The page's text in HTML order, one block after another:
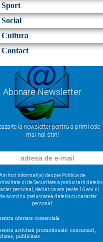
Sport
Social
Cultura
Contact
Abonare Newsletter
te la newsletter pentru a primi cele
mai noi stiri!
fost informat(a) despre Politica de
si de Securitate a prelucrarii datelor
personal, declar ca am peste 16 ani si
acord cu prelucrarea datelor cu caracter
personal:
ofertare comerciala
activitati promotionale: concursuri,
publicitate